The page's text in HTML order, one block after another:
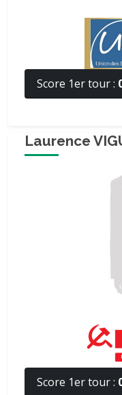
Score 1er tour :
Laurence
Score 1er tour :